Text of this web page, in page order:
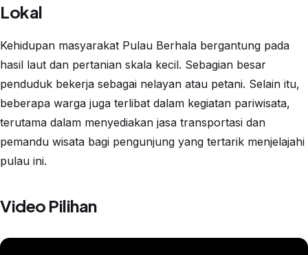
Lokal
Kehidupan masyarakat Pulau Berhala bergantung pada
hasil laut dan pertanian skala kecil. Sebagian besar
penduduk bekerja sebagai nelayan atau petani. Selain itu,
beberapa warga juga terlibat dalam kegiatan pariwisata,
terutama dalam menyediakan jasa transportasi dan
pemandu wisata bagi pengunjung yang tertarik menjelajahi
pulau ini.
Video Pilihan